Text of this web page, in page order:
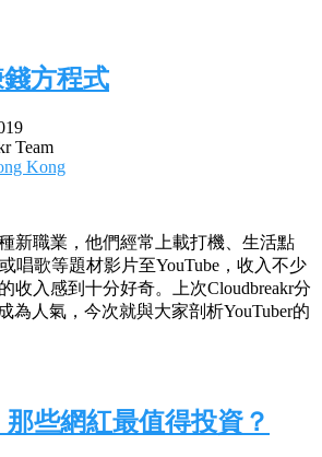
方程式
Team
Kong
新職業，他們經常上載打機、生活點
唱歌等題材影片至YouTube，收入不少
收入感到十分好奇。上次Cloudbreakr分
為人氣，今次就與大家剖析YouTuber的
那些網紅最值得投資？